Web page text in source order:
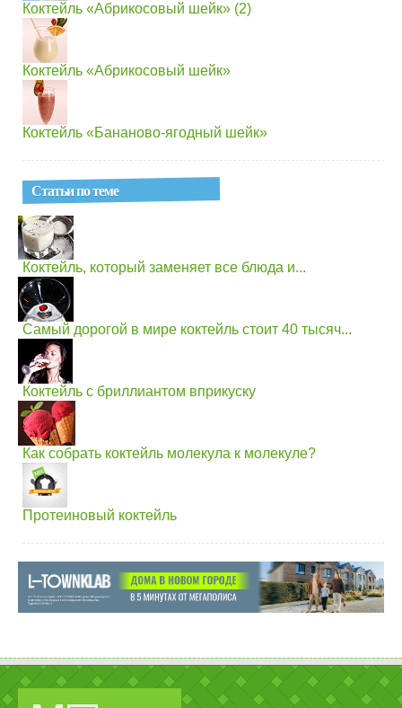
Коктейль «Абрикосовый шейк» (2)
Коктейль «Абрикосовый шейк»
Коктейль «Бананово-ягодный шейк»
Статьи по теме
Коктейль, который заменяет все блюда и...
Самый дорогой в мире коктейль стоит 40 тысяч...
Коктейль с бриллиантом вприкуску
Как собрать коктейль молекула к молекуле?
Протеиновый коктейль